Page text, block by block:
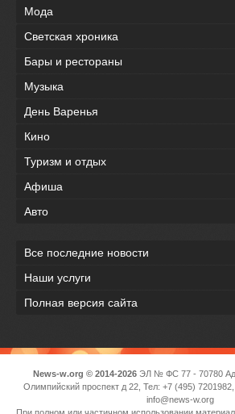
Мода
Светская хроника
Бары и рестораны
Музыка
День Варенья
Кино
Туризм и отдых
Афиша
Авто
Все последние новости
Наши услуги
Полная версия сайта
News-w.org © 2014-2026ЭЛ № ФС 77 - 70780
Олимпийский проспект д 22, Тел: +7 (495)
info@news-w.org
При полном или частичном использовании